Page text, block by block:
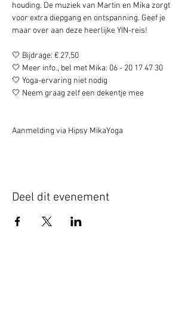
houding. De muziek van Martin en Mika zorgt
voor extra diepgang en ontspanning. Geef je
maar over aan deze heerlijke YIN-reis!
🤍 Bijdrage: € 27,50
🤍 Meer info., bel met Mika: 06 - 20 17 47 30
🤍 Yoga-ervaring niet nodig
🤍 Neem graag zelf een dekentje mee
Aanmelding via Hipsy MikaYoga
Deel dit evenement